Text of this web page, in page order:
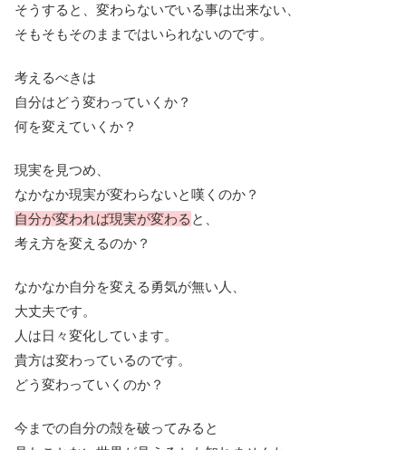
そうすると、変わらないでいる事は出来ない、
そもそもそのままではいられないのです。
考えるべきは
自分はどう変わっていくか？
何を変えていくか？
現実を見つめ、
なかなか現実が変わらないと嘆くのか？
自分が変われば現実が変わる と、
考え方を変えるのか？
なかなか自分を変える勇気が無い人、
大丈夫です。
人は日々変化しています。
貴方は変わっているのです。
どう変わっていくのか？
今までの自分の殻を破ってみると